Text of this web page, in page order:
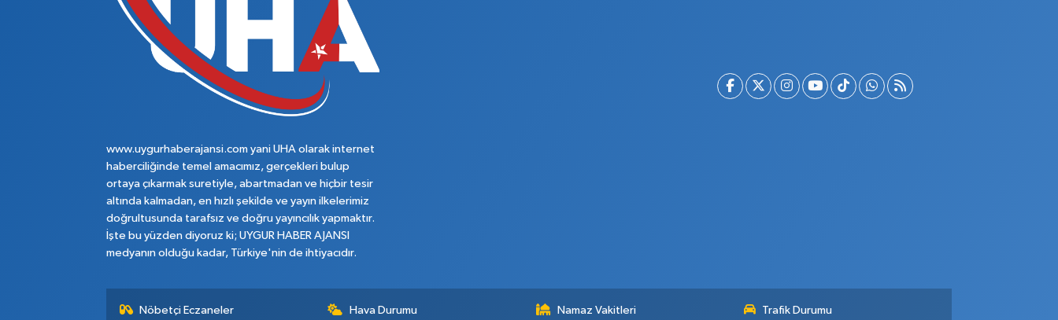
www.uygurhaberajansi.com yani UHA olarak internet
haberciliğinde temel amacımız, gerçekleri bulup
ortaya çıkarmak suretiyle, abartmadan ve hiçbir tesir
altında kalmadan, en hızlı şekilde ve yayın ilkelerimiz
doğrultusunda tarafsız ve doğru yayıncılık yapmaktır.
İşte bu yüzden diyoruz ki; UYGUR HABER AJANSI
medyanın olduğu kadar, Türkiye'nin de ihtiyacıdır.
Nöbetçi Eczaneler Hava Durumu Namaz Vakitleri Trafik Durumu